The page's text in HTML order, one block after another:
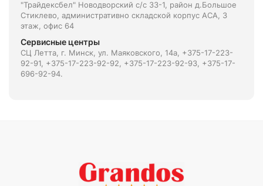
"Трайдексбел" Новодворский с/с 33-1, район д.Большое
Стиклево, административно складской корпус АСА, 3
этаж, офис 64
Сервисные центры
СЦ Летта, г. Минск, ул. Маяковского, 14а, +375-17-223-
92-91, +375-17-223-92-92, +375-17-223-92-93, +375-17-
696-92-94.